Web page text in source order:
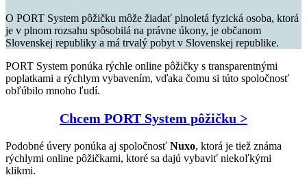
O PORT System pôžičku môže žiadať plnoletá fyzická osoba, ktorá
je v plnom rozsahu spôsobilá na právne úkony, je občanom
Slovenskej republiky a má trvalý pobyt v Slovenskej republike.
PORT System ponúka rýchle online pôžičky s transparentnými
poplatkami a rýchlym vybavením, vďaka čomu si túto spoločnosť
obľúbilo mnoho ľudí.
Chcem PORT System pôžičku >
Podobné úvery ponúka aj spoločnosť Nuxo, ktorá je tiež známa
rýchlymi online pôžičkami, ktoré sa dajú vybaviť niekoľkými
klikmi.